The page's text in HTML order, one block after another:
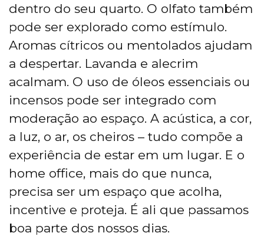
dentro do seu quarto. O olfato também
pode ser explorado como estímulo.
Aromas cítricos ou mentolados ajudam
a despertar. Lavanda e alecrim
acalmam. O uso de óleos essenciais ou
incensos pode ser integrado com
moderação ao espaço. A acústica, a cor,
a luz, o ar, os cheiros – tudo compõe a
experiência de estar em um lugar. E o
home office, mais do que nunca,
precisa ser um espaço que acolha,
incentive e proteja. É ali que passamos
boa parte dos nossos dias.